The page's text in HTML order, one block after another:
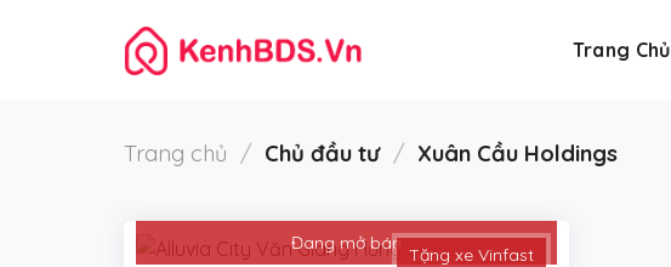
Trang Chủ
Trang chủ / Chủ đầu tư / Xuân Cầu Holdings
Đang mở bán
Tặng xe Vinfast